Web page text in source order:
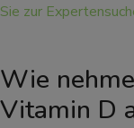
Sie zur
Wie
Vitamin D